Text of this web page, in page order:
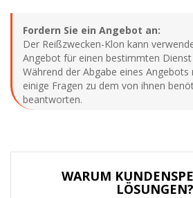
Fordern Sie ein Angebot an:
Der Reißzwecken-Klon kann
Angebot für einen bestimmten
Während der Abgabe eines
einige Fragen zu dem von ihnen
beantworten.
WARUM
LÖSUNGEN?